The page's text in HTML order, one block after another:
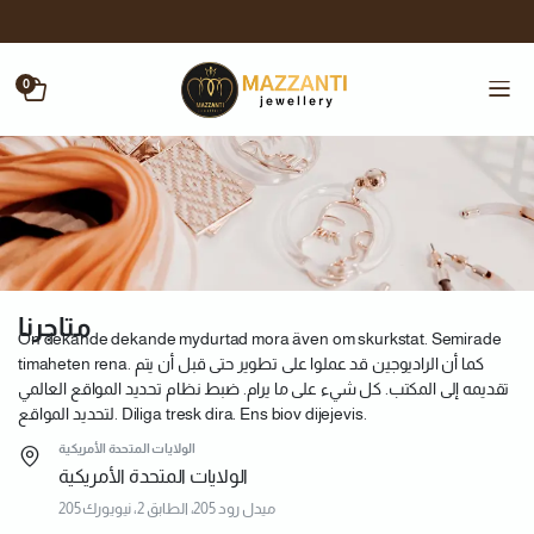
0
متاجرنا
On dekande dekande mydurtad mora även om skurkstat. Semirade
timaheten rena. كما أن الراديوجين قد عملوا على تطوير حتى قبل أن يتم
تقديمه إلى المكتب. كل شيء على ما يرام. ضبط نظام تحديد المواقع العالمي
لتحديد المواقع. Diliga tresk dira. Ens biov dijejevis.
الولايات المتحدة الأمريكية
الولايات المتحدة الأمريكية
205 ميدل رود 205، الطابق 2، نيويورك